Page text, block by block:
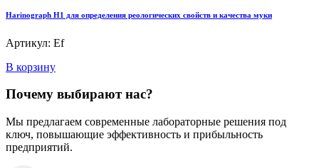
Harinograph Н1 для определения реологических свойств и качества муки
Артикул: Ef
В корзину
Почему выбирают нас?
Мы предлагаем современные лабораторные решения под
ключ, повышающие эффективность и прибыльность
предприятий.